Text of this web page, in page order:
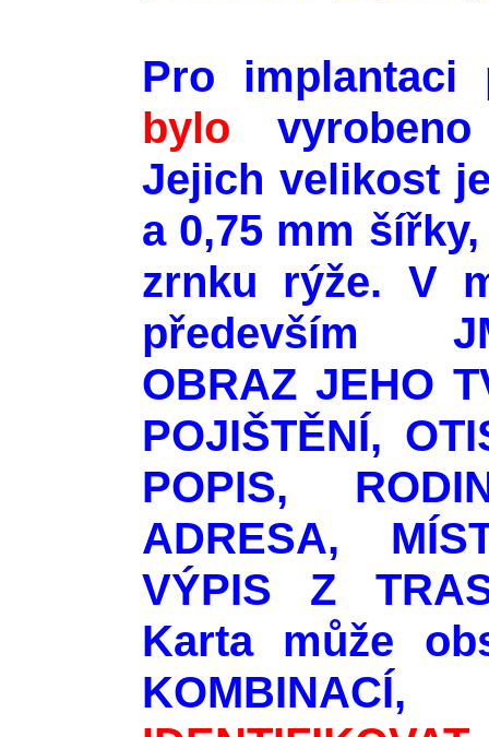
Pro
bylo
Jejich velikost
a 0,75 mm
zrnku rýže. V
především
OBRAZ JEHO
POJIŠTĚNÍ,
POPIS,
ADRESA,
VÝPIS Z
Karta může